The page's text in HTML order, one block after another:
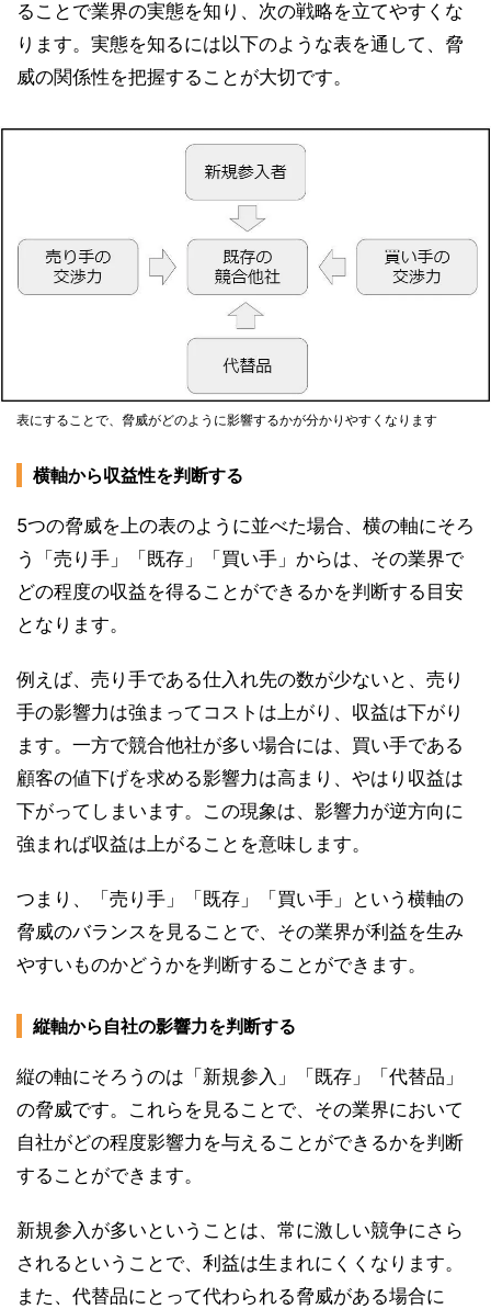
ることで業界の実態を知り、次の戦略を立てやすくな
ります。実態を知るには以下のような表を通して、脅
威の関係性を把握することが大切です。
表にすることで、脅威がどのように影響するかが分かりやすくなります
横軸から収益性を判断する
5つの脅威を上の表のように並べた場合、横の軸にそろ
う「売り手」「既存」「買い手」からは、その業界で
どの程度の収益を得ることができるかを判断する目安
となります。
例えば、売り手である仕入れ先の数が少ないと、売り
手の影響力は強まってコストは上がり、収益は下がり
ます。一方で競合他社が多い場合には、買い手である
顧客の値下げを求める影響力は高まり、やはり収益は
下がってしまいます。この現象は、影響力が逆方向に
強まれば収益は上がることを意味します。
つまり、「売り手」「既存」「買い手」という横軸の
脅威のバランスを見ることで、その業界が利益を生み
やすいものかどうかを判断することができます。
縦軸から自社の影響力を判断する
縦の軸にそろうのは「新規参入」「既存」「代替品」
の脅威です。これらを見ることで、その業界において
自社がどの程度影響力を与えることができるかを判断
することができます。
新規参入が多いということは、常に激しい競争にさら
されるということで、利益は生まれにくくなります。
また、代替品にとって代わられる脅威がある場合に